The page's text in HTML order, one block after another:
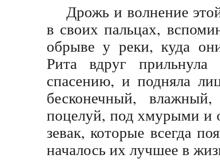
Дрожь и волнение
в своих пальцах,
обрыве у реки, куда
Рита вдруг
спасению, и подняла
бесконечный,
поцелуй, под хмурыми и
зевак, которые всегда
началось их лучшее в